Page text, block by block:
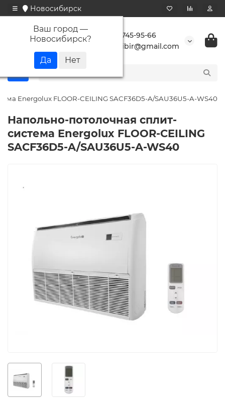
Новосибирск
Ваш город —
Новосибирск?
+7 923 745-95-66
buransibir@gmail.com
Energolux FLOOR-CEILING SACF36D5-A/SAU36U5-A-WS40
Напольно-потолочная сплит-
система Energolux FLOOR-CEILING
SACF36D5-A/SAU36U5-A-WS40